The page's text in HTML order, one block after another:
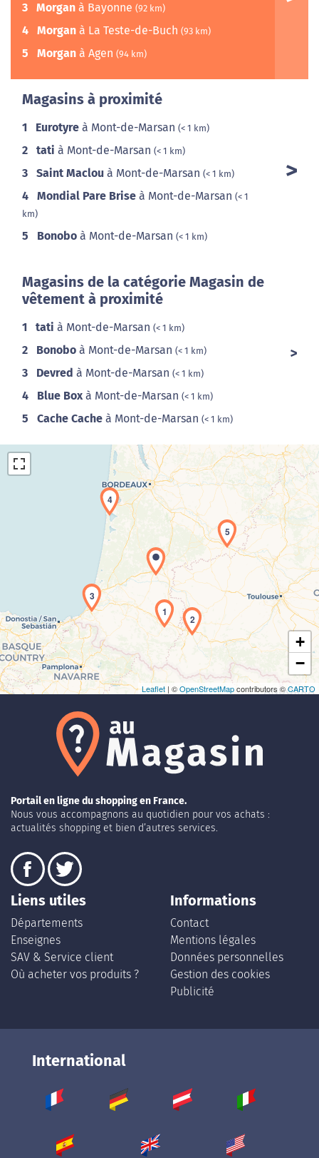
3 Morgan à Bayonne (92 km)
4 Morgan à La Teste-de-Buch (93 km)
5 Morgan à Agen (94 km)
Magasins à proximité
1 Eurotyre à Mont-de-Marsan (< 1 km)
2 tati à Mont-de-Marsan (< 1 km)
3 Saint Maclou à Mont-de-Marsan (< 1 km)
4 Mondial Pare Brise à Mont-de-Marsan (< 1
km)
5 Bonobo à Mont-de-Marsan (< 1 km)
Magasins de la catégorie Magasin de
vêtement à proximité
1 tati à Mont-de-Marsan (< 1 km)
2 Bonobo à Mont-de-Marsan (< 1 km)
3 Devred à Mont-de-Marsan (< 1 km)
4 Blue Box à Mont-de-Marsan (< 1 km)
5 Cache Cache à Mont-de-Marsan (< 1 km)
Chargement de la carte en cours...
1
2
3
4
5
+
−
Leaflet | ©OpenStreetMapcontributors ©CARTO
Portail en ligne du shopping en France.
Nous vous accompagnons au quotidien pour vos achats :
actualités shopping et bien d’autres services.
Liens utiles
Départements
Enseignes
SAV & Service client
Où acheter vos produits ?
Informations
Contact
Mentions légales
Données personnelles
Gestion des cookies
Publicité
International